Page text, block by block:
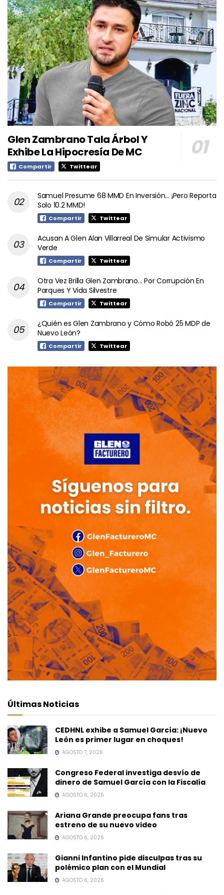
Glen Zambrano Tala Árbol Y
Exhibe La Hipocresía De MC
Compartir Twittear
Samuel Presume 68 MMD En Inversión… ¡Pero Reporta
Solo 10.2 MMD!
Compartir Twittear
Acusan A Glen Alan Villarreal De Simular Activismo
Verde
Compartir Twittear
Otra Vez Brilla Glen Zambrano… Por Corrupción En
Parques Y Vida Silvestre
Compartir Twittear
¿Quién es Glen Zambrano y Cómo Robó 25 MDP de
Nuevo León?
Compartir Twittear
Últimas Noticias
CEDHNL exhibe a Samuel García: ¡Nuevo
León es primer lugar en choques!
AGOSTO 7, 2026
Congreso Federal investiga desvío de
dinero de Samuel García con la Fiscalía
AGOSTO 6, 2026
Ariana Grande preocupa fans tras
estreno de su nuevo video
AGOSTO 6, 2026
Gianni Infantino pide disculpas tras su
polémico plan con el Mundial
AGOSTO 6, 2026